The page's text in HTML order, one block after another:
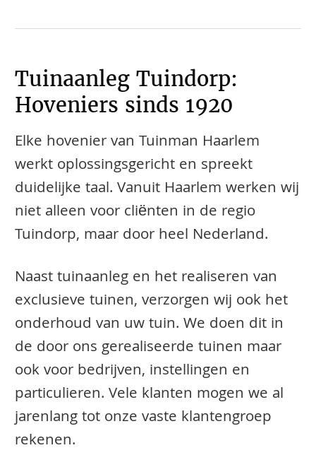
Tuinaanleg Tuindorp:
Hoveniers sinds 1920
Elke hovenier van Tuinman Haarlem
werkt oplossingsgericht en spreekt
duidelijke taal. Vanuit Haarlem werken wij
niet alleen voor cliënten in de regio
Tuindorp, maar door heel Nederland.
Naast tuinaanleg en het realiseren van
exclusieve tuinen, verzorgen wij ook het
onderhoud van uw tuin. We doen dit in
de door ons gerealiseerde tuinen maar
ook voor bedrijven, instellingen en
particulieren. Vele klanten mogen we al
jarenlang tot onze vaste klantengroep
rekenen.